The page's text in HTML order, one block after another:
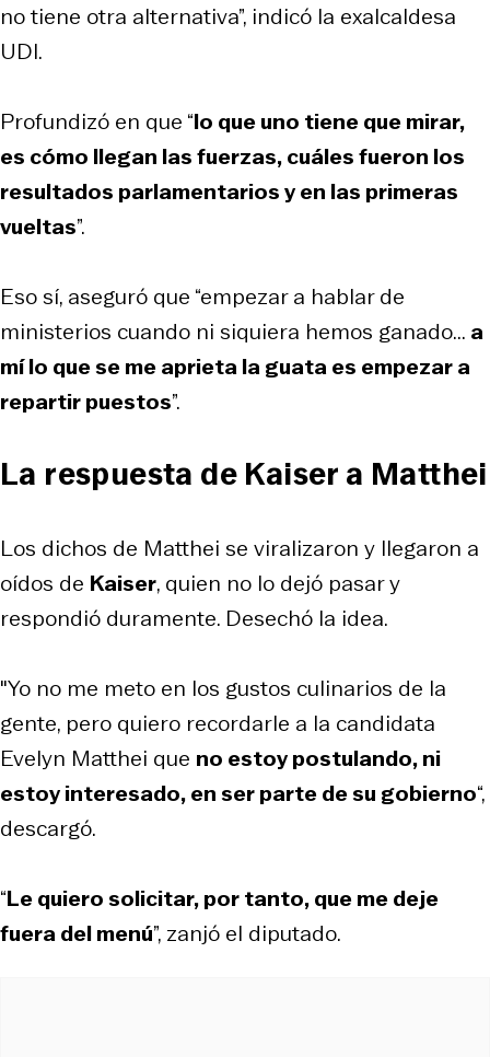
no tiene otra alternativa”, indicó la exalcaldesa
UDI.
Profundizó en que “lo que uno tiene que mirar,
es cómo llegan las fuerzas, cuáles fueron los
resultados parlamentarios y en las primeras
vueltas”.
Eso sí, aseguró que “empezar a hablar de
ministerios cuando ni siquiera hemos ganado... a
mí lo que se me aprieta la guata es empezar a
repartir puestos”.
La respuesta de Kaiser a Matthei
Los dichos de Matthei se viralizaron y llegaron a
oídos de Kaiser, quien no lo dejó pasar y
respondió duramente. Desechó la idea.
"Yo no me meto en los gustos culinarios de la
gente, pero quiero recordarle a la candidata
Evelyn Matthei que no estoy postulando, ni
estoy interesado, en ser parte de su gobierno“,
descargó.
“Le quiero solicitar, por tanto, que me deje
fuera del menú”, zanjó el diputado.